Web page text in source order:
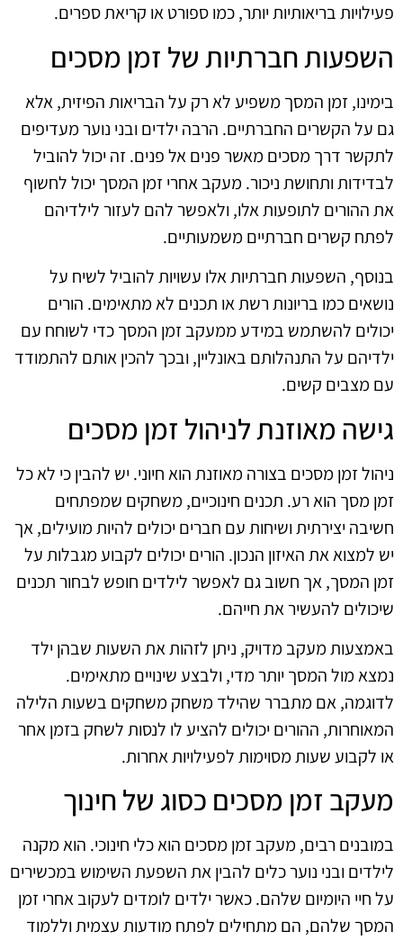
פעילויות בריאותיות יותר, כמו ספורט או קריאת ספרים.
השפעות חברתיות של זמן מסכים
בימינו, זמן המסך משפיע לא רק על הבריאות הפיזית, אלא
גם על הקשרים החברתיים. הרבה ילדים ובני נוער מעדיפים
לתקשר דרך מסכים מאשר פנים אל פנים. זה יכול להוביל
לבדידות ותחושת ניכור. מעקב אחרי זמן המסך יכול לחשוף
את ההורים לתופעות אלו, ולאפשר להם לעזור לילדיהם
לפתח קשרים חברתיים משמעותיים.
בנוסף, השפעות חברתיות אלו עשויות להוביל לשיח על
נושאים כמו בריונות רשת או תכנים לא מתאימים. הורים
יכולים להשתמש במידע ממעקב זמן המסך כדי לשוחח עם
ילדיהם על התנהלותם באונליין, ובכך להכין אותם להתמודד
עם מצבים קשים.
גישה מאוזנת לניהול זמן מסכים
ניהול זמן מסכים בצורה מאוזנת הוא חיוני. יש להבין כי לא כל
זמן מסך הוא רע. תכנים חינוכיים, משחקים שמפתחים
חשיבה יצירתית ושיחות עם חברים יכולים להיות מועילים, אך
יש למצוא את האיזון הנכון. הורים יכולים לקבוע מגבלות על
זמן המסך, אך חשוב גם לאפשר לילדים חופש לבחור תכנים
שיכולים להעשיר את חייהם.
באמצעות מעקב מדויק, ניתן לזהות את השעות שבהן ילד
נמצא מול המסך יותר מדי, ולבצע שינויים מתאימים.
לדוגמה, אם מתברר שהילד משחק משחקים בשעות הלילה
המאוחרות, ההורים יכולים להציע לו לנסות לשחק בזמן אחר
או לקבוע שעות מסוימות לפעילויות אחרות.
מעקב זמן מסכים כסוג של חינוך
במובנים רבים, מעקב זמן מסכים הוא כלי חינוכי. הוא מקנה
לילדים ובני נוער כלים להבין את השפעת השימוש במכשירים
על חיי היומיום שלהם. כאשר ילדים לומדים לעקוב אחרי זמן
המסך שלהם, הם מתחילים לפתח מודעות עצמית וללמוד